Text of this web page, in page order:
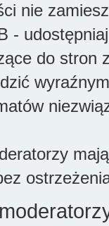
nie
-
do stron